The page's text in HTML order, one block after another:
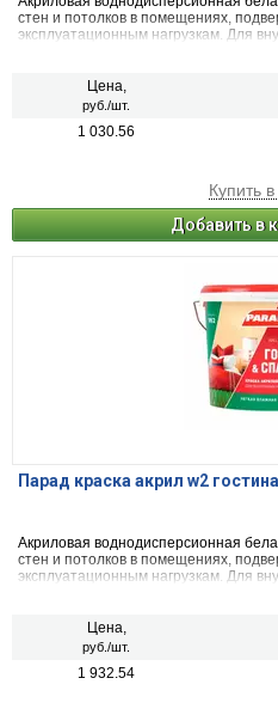
стен и потолков в помещениях,
эксплуатационным нагрузкам. Для
Цена,
руб./шт.
1 030.56
Купить
Добавить в
Парад краска акрил w2
Акриловая воднодисперсионная
стен и потолков в помещениях,
эксплуатационным нагрузкам. Для
Цена,
руб./шт.
1 932.54